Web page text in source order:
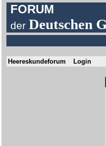
FORUM
derDeutschen
Heereskundeforum Login